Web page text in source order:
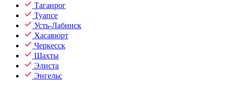
Таганрог
Туапсе
Усть-Лабинск
Хасавюрт
Черкесск
Шахты
Элиста
Энгельс